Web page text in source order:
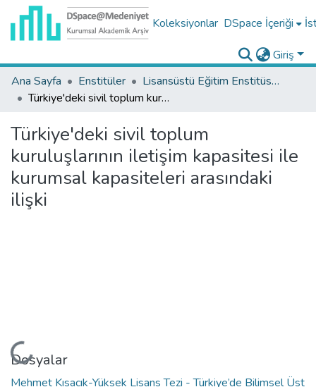
Koleksiyonlar DSpace İçeriği
Giriş
Ana Sayfa
Enstitüler
Lisansüstü Eğitim Enstitüsü Tez Koleksiyonu
Türkiye'deki sivil toplum kuruluşlarının iletişim kapasitesi ile kurumsal kapasiteleri arasındaki ilişki
Türkiye'deki sivil toplum
kuruluşlarının iletişim kapasitesi ile
kurumsal kapasiteleri arasındaki
ilişki
Yükleniyor...
Dosyalar
Mehmet Kısacık-Yüksek Lisans Tezi - Türkiye’de Bilimsel Üst